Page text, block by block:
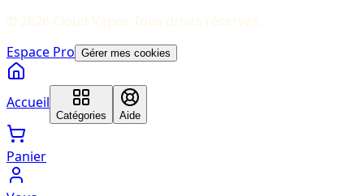
© 2026 Cloud Vapor. Tous droits réservés.
Espace Pro Gérer mes cookies
Accueil
Catégories Aide
Panier